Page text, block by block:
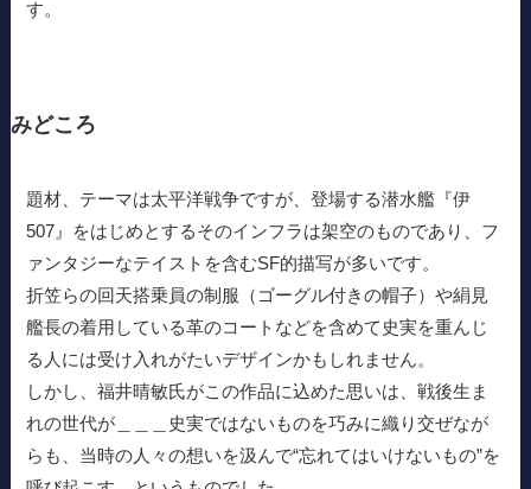
す。
みどころ
題材、テーマは太平洋戦争ですが、登場する潜水艦『伊
507』をはじめとするそのインフラは架空のものであり、フ
ァンタジーなテイストを含むSF的描写が多いです。
折笠らの回天搭乗員の制服（ゴーグル付きの帽子）や絹見
艦長の着用している革のコートなどを含めて史実を重んじ
る人には受け入れがたいデザインかもしれません。
しかし、福井晴敏氏がこの作品に込めた思いは、戦後生ま
れの世代が＿＿＿史実ではないものを巧みに織り交ぜなが
らも、当時の人々の想いを汲んで“忘れてはいけないもの”を